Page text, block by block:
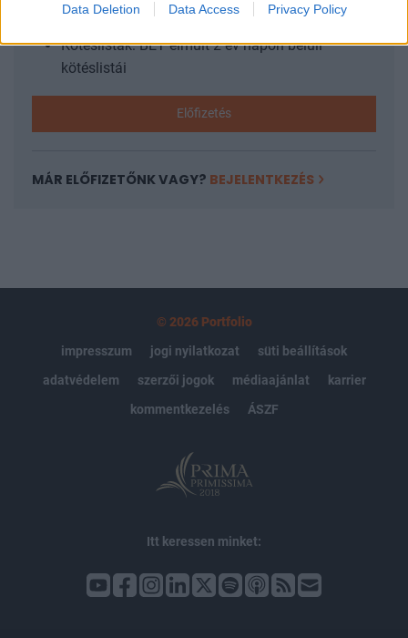
Data Deletion Data Access Privacy Policy
Portfolio.hu teljes cikkarchívum
Kötéslisták: BÉT elmúlt 2 év napon belüli
kötéslistái
Előfizetés
MÁR ELŐFIZETŐNK VAGY? BEJELENTKEZÉS
© 2026 Portfolio
impresszum
jogi nyilatkozat
süti beállítások
adatvédelem
szerzői jogok médiaajánlat
karrier
kommentkezelés
ÁSZF
Itt keressen minket: